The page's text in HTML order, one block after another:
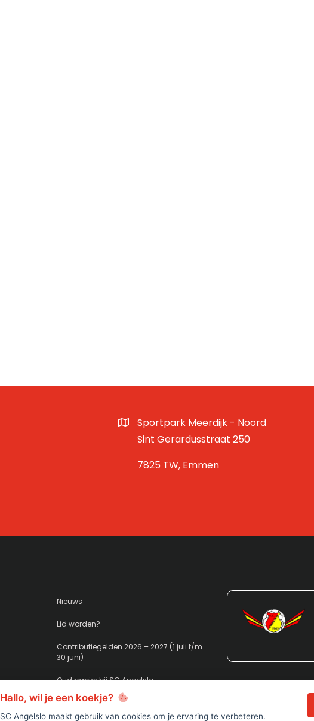
Sportpark Meerdijk - Noord
Sint Gerardusstraat 250
7825 TW, Emmen
Nieuws
Lid worden?
Contributiegelden 2026 – 2027 (1 juli t/m
30 juni)
Oud papier bij SC Angelslo
Hallo, wil je een koekje?
SC Angelslo maakt gebruik van cookies om je ervaring te verbeteren.